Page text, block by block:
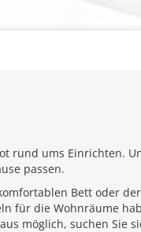
rund ums
passen.
Bett oder
für die Wohnräume
möglich, suchen